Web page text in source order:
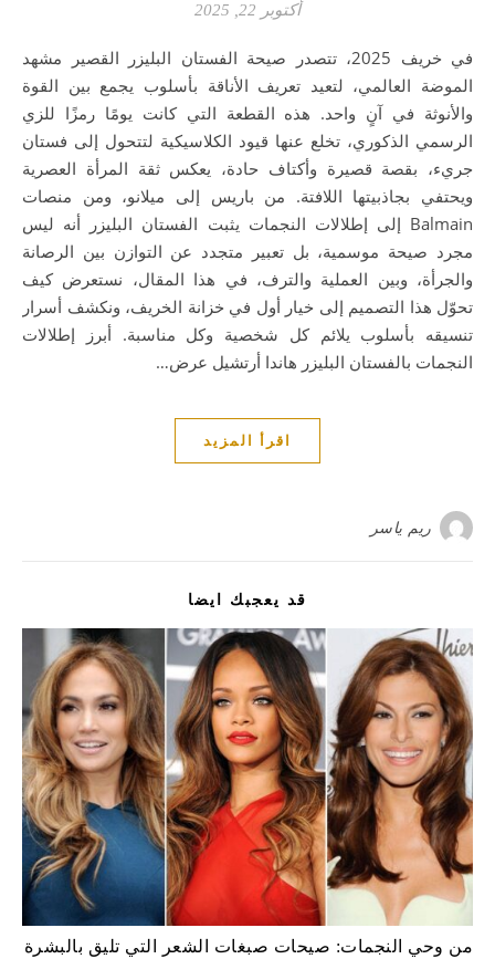
أكتوبر 22, 2025
في خريف 2025، تتصدر صيحة الفستان البليزر القصير مشهد
الموضة العالمي، لتعيد تعريف الأناقة بأسلوب يجمع بين القوة
والأنوثة في آنٍ واحد. هذه القطعة التي كانت يومًا رمزًا للزي
الرسمي الذكوري، تخلع عنها قيود الكلاسيكية لتتحول إلى فستان
جريء، بقصة قصيرة وأكتاف حادة، يعكس ثقة المرأة العصرية
ويحتفي بجاذبيتها اللافتة. من باريس إلى ميلانو، ومن منصات
Balmain إلى إطلالات النجمات يثبت الفستان البليزر أنه ليس
مجرد صيحة موسمية، بل تعبير متجدد عن التوازن بين الرصانة
والجرأة، وبين العملية والترف، في هذا المقال، نستعرض كيف
تحوّل هذا التصميم إلى خيار أول في خزانة الخريف، ونكشف أسرار
تنسيقه بأسلوب يلائم كل شخصية وكل مناسبة. أبرز إطلالات
النجمات بالفستان البليزر هاندا أرتشيل عرض…
اقرأ المزيد
ريم ياسر
قد يعجبك ايضا
من وحي النجمات: صيحات صبغات الشعر التي تليق بالبشرة